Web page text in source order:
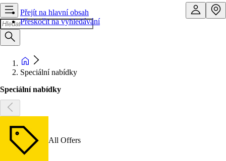
Přejít na hlavní obsah
Přeskočit na vyhledávání
Speciální nabídky
Speciální nabídky
All Offers